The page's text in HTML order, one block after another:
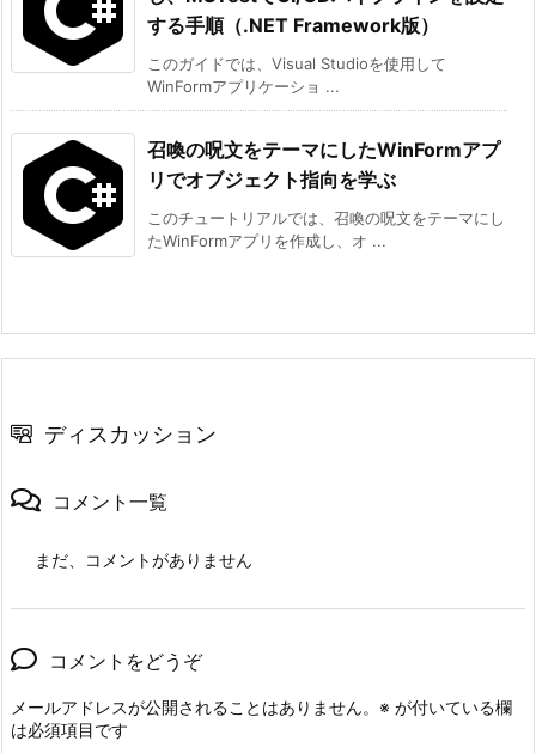
する手順（.NET Framework版）
このガイドでは、Visual Studioを使用して
WinFormアプリケーショ ...
召喚の呪文をテーマにしたWinFormアプ
リでオブジェクト指向を学ぶ
このチュートリアルでは、召喚の呪文をテーマにし
たWinFormアプリを作成し、オ ...
ディスカッション
コメント一覧
まだ、コメントがありません
コメントをどうぞ
メールアドレスが公開されることはありません。 ※ が付いている欄
は必須項目です